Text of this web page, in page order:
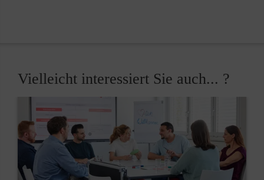
Vielleicht interessiert Sie auch... ?